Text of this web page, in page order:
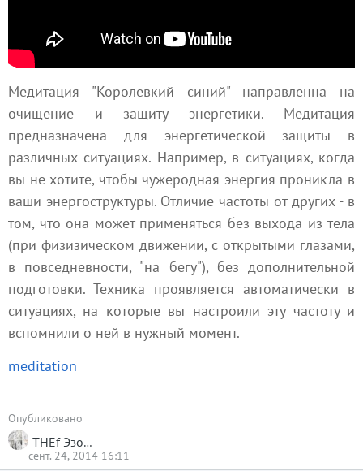
Медитация "Королевкий синий" направленна на
очищение и защиту энергетики. Медитация
предназначена для энергетической защиты в
различных ситуациях. Например, в ситуациях, когда
вы не хотите, чтобы чужеродная энергия проникла в
ваши энергоструктуры. Отличие частоты от других - в
том, что она может применяться без выхода из тела
(при физизическом движении, с открытыми глазами,
в повседневности, "на бегу"), без дополнительной
подготовки. Техника проявляется автоматически в
ситуациях, на которые вы настроили эту частоту и
вспомнили о ней в нужный момент.
meditation
Опубликовано
THEf Эзотерика
сент. 24, 2014 16:11